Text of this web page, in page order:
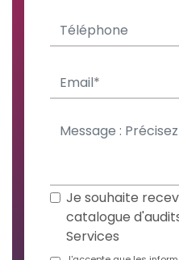
Je souhaite
catalogue
Services